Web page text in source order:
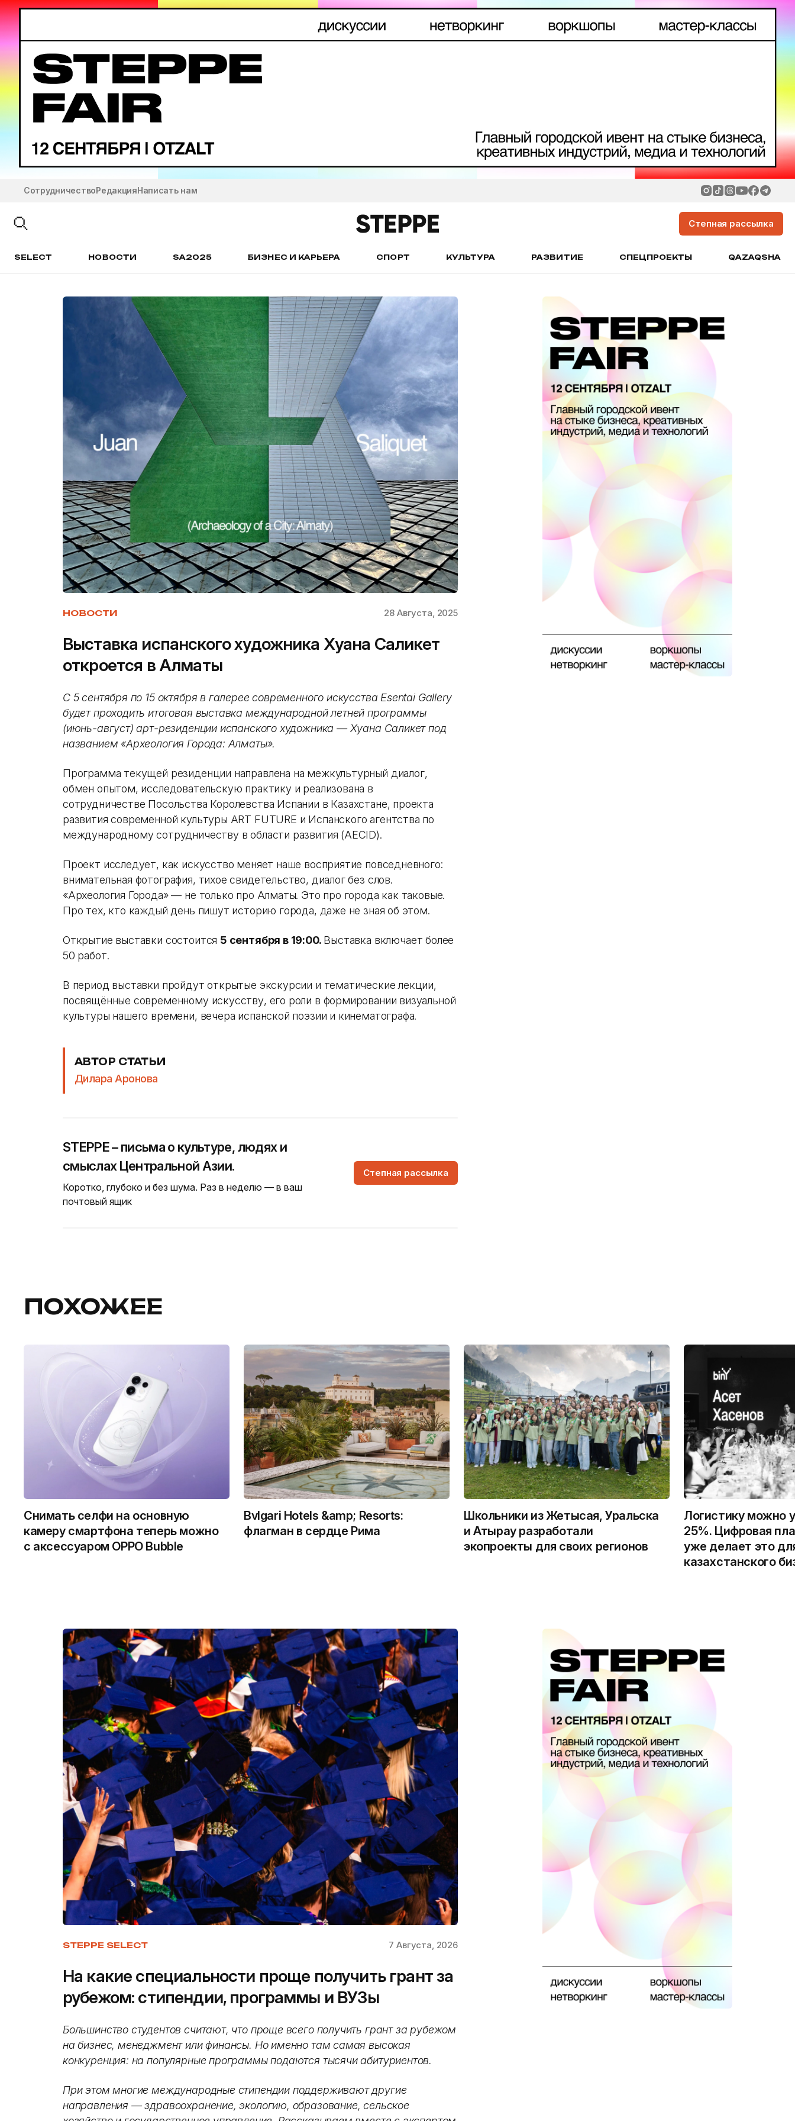
СотрудничествоРедакцияНаписать нам
Степная рассылка
SELECT НОВОСТИ SA2025 БИЗНЕС И КАРЬЕРА СПОРТ КУЛЬТУРА РАЗВИТИЕ СПЕЦПРОЕКТЫ QAZAQSHA
НОВОСТИ 28 Августа, 2025
Выставка испанского художника Хуана Саликет
откроется в Алматы
С 5 сентября по 15 октября в галерее современного искусства Esentai Gallery
будет проходить итоговая выставка международной летней программы
(июнь-август) арт-резиденции испанского художника — Хуана Саликет под
названием «Археология Города: Алматы».
Программа текущей резиденции направлена на межкультурный диалог,
обмен опытом, исследовательскую практику и реализована в
сотрудничестве Посольства Королевства Испании в Казахстане, проекта
развития современной культуры ART FUTURE и Испанского агентства по
международному сотрудничеству в области развития (AECID).
Проект исследует, как искусство меняет наше восприятие повседневного:
внимательная фотография, тихое свидетельство, диалог без слов.
«Археология Города» — не только про Алматы. Это про города как таковые.
Про тех, кто каждый день пишут историю города, даже не зная об этом.
Открытие выставки состоится 5 сентября в 19:00. Выставка включает более
50 работ.
В период выставки пройдут открытые экскурсии и тематические лекции,
посвящённые современному искусству, его роли в формировании визуальной
культуры нашего времени, вечера испанской поэзии и кинематографа.
АВТОР СТАТЬИ
Дилара Аронова
STEPPE – письма о культуре, людях и
смыслах Центральной Азии.
Коротко, глубоко и без шума. Раз в неделю — в ваш
почтовый ящик
Степная рассылка
ПОХОЖЕЕ
Снимать селфи на основную
камеру смартфона теперь можно
с аксессуаром OPPO Bubble
Bvlgari Hotels &amp; Resorts:
флагман в сердце Рима
Школьники из Жетысая, Уральска
и Атырау разработали
экопроекты для своих регионов
Логистику можно
25%. Цифровая
уже делает это
казахстанского
STEPPE SELECT 7 Августа, 2026
На какие специальности проще получить грант за
рубежом: стипендии, программы и ВУЗы
Большинство студентов считают, что проще всего получить грант за рубежом
на бизнес, менеджмент или финансы. Но именно там самая высокая
конкуренция: на популярные программы подаются тысячи абитуриентов.
При этом многие международные стипендии поддерживают другие
направления — здравоохранение, экологию, образование, сельское